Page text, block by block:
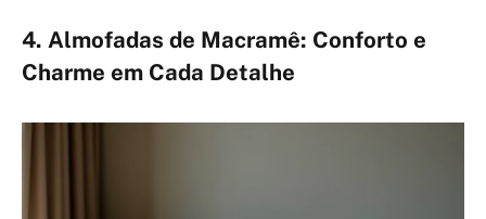
4. Almofadas de Macramê: Conforto e
Charme em Cada Detalhe